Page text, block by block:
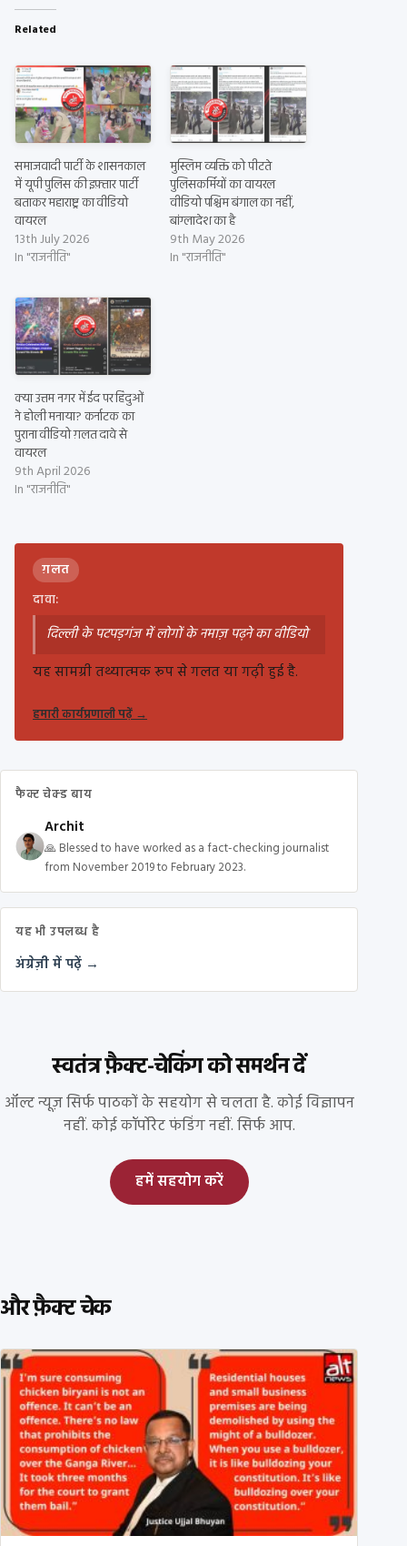
Related
समाजवादी पार्टी के शासनकाल
में यूपी पुलिस की इफ़्तार पार्टी
बताकर महाराष्ट्र का वीडियो
वायरल
13th July 2026
In "राजनीति"
मुस्लिम व्यक्ति को पीटते
पुलिसकर्मियों का वायरल
वीडियो पश्चिम बंगाल का नहीं,
बांग्लादेश का है
9th May 2026
In "राजनीति"
क्या उत्तम नगर में ईद पर हिंदुओं
ने होली मनाया? कर्नाटक का
पुराना वीडियो ग़लत दावे से
वायरल
9th April 2026
In "राजनीति"
ग़लत
दावा:
दिल्ली के पटपड़गंज में लोगों के नमाज़ पढ़ने का वीडियो
यह सामग्री तथ्यात्मक रूप से गलत या गढ़ी हुई है.
हमारी कार्यप्रणाली पढ़ें→
फैक्ट चेक्ड बाय
Archit
🙏 Blessed to have worked as a fact-checking journalist
from November 2019 to February 2023.
यह भी उपलब्ध है
अंग्रेज़ी में पढ़ें →
स्वतंत्र फ़ैक्ट-चेकिंग को समर्थन दें
ऑल्ट न्यूज़ सिर्फ पाठकों के सहयोग से चलता है. कोई विज्ञापन
नहीं. कोई कॉर्पोरेट फंडिंग नहीं. सिर्फ आप.
हमें सहयोग करें
और फ़ैक्ट चेक